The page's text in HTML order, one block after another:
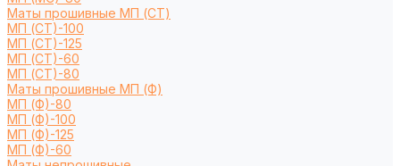
Маты прошивные МП (СТ)
МП (СТ)-100
МП (СТ)-125
МП (СТ)-60
МП (СТ)-80
Маты прошивные МП (Ф)
МП (Ф)-80
МП (Ф)-100
МП (Ф)-125
МП (Ф)-60